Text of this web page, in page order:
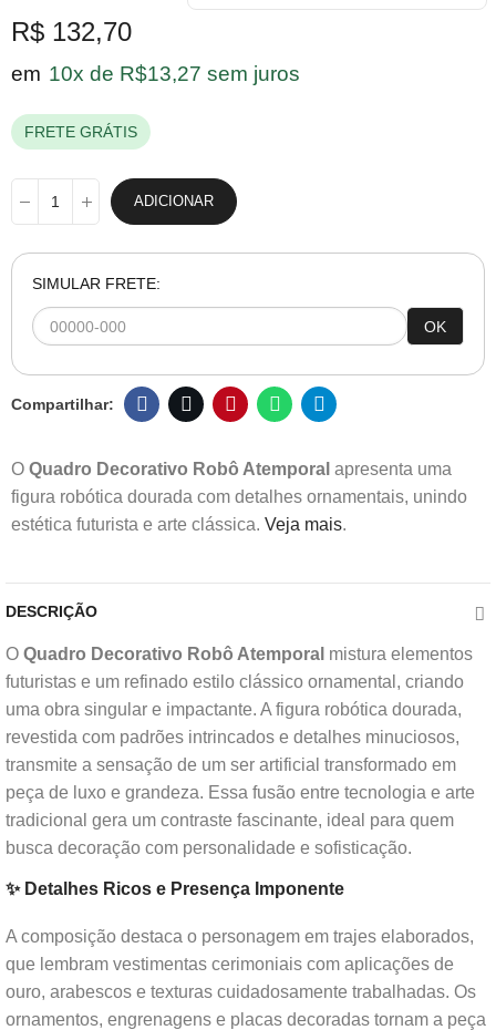
R$ 132,70
em 10x de R$13,27 sem juros
FRETE GRÁTIS
ADICIONAR
SIMULAR FRETE:
OK
O Quadro Decorativo Robô Atemporal apresenta uma
figura robótica dourada com detalhes ornamentais, unindo
estética futurista e arte clássica. Veja mais.
DESCRIÇÃO
O Quadro Decorativo Robô Atemporal mistura elementos
futuristas e um refinado estilo clássico ornamental, criando
uma obra singular e impactante. A figura robótica dourada,
revestida com padrões intrincados e detalhes minuciosos,
transmite a sensação de um ser artificial transformado em
peça de luxo e grandeza. Essa fusão entre tecnologia e arte
tradicional gera um contraste fascinante, ideal para quem
busca decoração com personalidade e sofisticação.
✨ Detalhes Ricos e Presença Imponente
A composição destaca o personagem em trajes elaborados,
que lembram vestimentas cerimoniais com aplicações de
ouro, arabescos e texturas cuidadosamente trabalhadas. Os
ornamentos, engrenagens e placas decoradas tornam a peça